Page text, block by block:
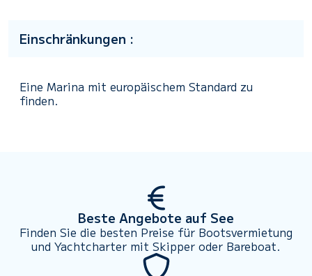
Einschränkungen :
Eine Marina mit europäischem Standard zu
finden.
Beste Angebote auf See
Finden Sie die besten Preise für Bootsvermietung
und Yachtcharter mit Skipper oder Bareboat.